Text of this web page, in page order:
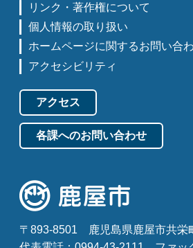
リンク・著作権について
個人情報の取り扱い
ホームページに関するお問い合
アクセシビリティ
アクセス
各課へのお問い合わせ
〒893-8501
鹿児島県鹿屋市共栄